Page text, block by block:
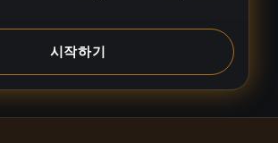
시작하기